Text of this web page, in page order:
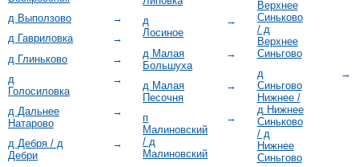
→
д Выползово
→
д Гавриловка
→
д Глиньково
→
д
Голосиловка
→
д Дальнее
Натарово
→
д Дебря / д
Дебри
→
д
Лосиное
→
д Малая
Большуха
→
д Малая
Песочня
→
п
Малиновский
/ д
Малиновский
Верхнее
Синьково
/ д
Верхнее
Синьгово
→
д
Синьгово
Нижнее /
д Нижнее
Синьково
/ д
Нижнее
Синьгово